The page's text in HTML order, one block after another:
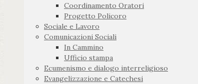
Coordinamento Oratori
Progetto Policoro
Sociale e Lavoro
Comunicazioni Sociali
In Cammino
Ufficio stampa
Ecumenismo e dialogo interreligioso
Evangelizzazione e Catechesi